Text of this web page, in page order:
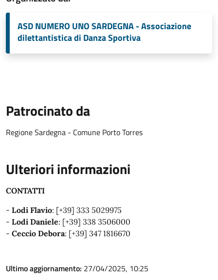
ASD NUMERO UNO SARDEGNA - Associazione
dilettantistica di Danza Sportiva
Patrocinato da
Regione Sardegna - Comune Porto Torres
Ulteriori informazioni
CONTATTI
- Lodi Flavio: ‪[+39] 333 5029975‬
- Lodi Daniele: ‪[+39] 338 3506000‬
- Ceccio Debora: ‪[+39] 347 1816670
Ultimo aggiornamento: 27/04/2025, 10:25